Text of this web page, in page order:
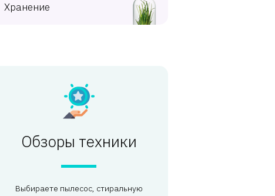
Хранение
Обзоры техники
Выбираете пылесос, стиральную